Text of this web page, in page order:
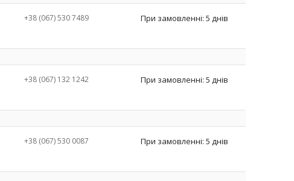
+38 (067) 530 7489 При замовленні: 5 днів
+38 (067) 132 1242 При замовленні: 5 днів
+38 (067) 530 0087 При замовленні: 5 днів